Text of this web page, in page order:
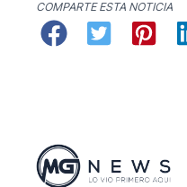
COMPARTE ESTA NOTICIA